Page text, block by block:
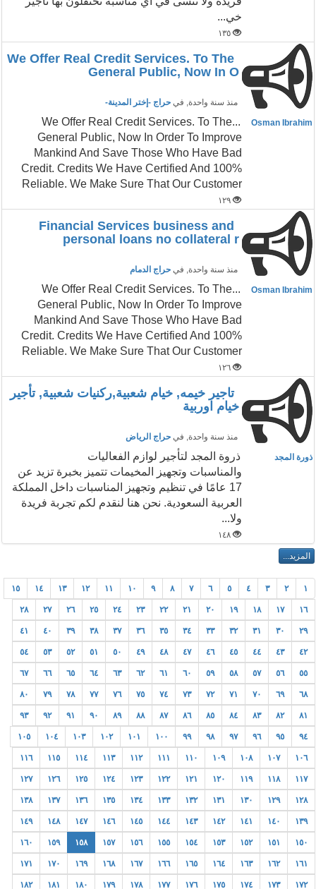
خي...
١٣٥
We Offer Real Credit Services. To The
General Public, Now In O
منذ سنة واحدة, في حراج -إختر المدينة-
Osman Ibrahim
...We Offer Real Credit Services. To The
General Public, Now In Order To Improve
Mankind And Save Those Who Have Bad
Credit. Credits We Have Certified And 100%
Reliable. We Make Sure That Our Customer
١٢٩
Financial Services business and
personal loans no collateral r
منذ سنة واحدة, في حراج الدمام
Osman Ibrahim
...We Offer Real Credit Services. To The
General Public, Now In Order To Improve
Mankind And Save Those Who Have Bad
Credit. Credits We Have Certified And 100%
Reliable. We Make Sure That Our Customer
١٢٦
تاجير خيمه, خيام شعبية,ركنيات شعبية, تأجير
خيام اوربية
منذ سنة واحدة, في حراج الرياض
ذورة المجد
ذروة المجد لتأجير لوازم الفعاليات
والمناسبات وتجهيز المخيمات تتميز بخبرة تزيد عن
17 عامًا في تنظيم وتجهيز المناسبات داخل المملكة
العربية السعودية. نحن هنا لنقدم لكم تجربة فريدة
ولا...
١٤٨
١ ٢ ٣ ٤ ٥ ٦ ٧ ٨ ٩ ١٠ ١١ ١٢ ١٣ ١٤ ١٥
١٦ ١٧ ١٨ ١٩ ٢٠ ٢١ ٢٢ ٢٣ ٢٤ ٢٥ ٢٦ ٢٧ ٢٨
٢٩ ٣٠ ٣١ ٣٢ ٣٣ ٣٤ ٣٥ ٣٦ ٣٧ ٣٨ ٣٩ ٤٠ ٤١
٤٢ ٤٣ ٤٤ ٤٥ ٤٦ ٤٧ ٤٨ ٤٩ ٥٠ ٥١ ٥٢ ٥٣ ٥٤
٥٥ ٥٦ ٥٧ ٥٨ ٥٩ ٦٠ ٦١ ٦٢ ٦٣ ٦٤ ٦٥ ٦٦ ٦٧
٦٨ ٦٩ ٧٠ ٧١ ٧٢ ٧٣ ٧٤ ٧٥ ٧٦ ٧٧ ٧٨ ٧٩ ٨٠
٨١ ٨٢ ٨٣ ٨٤ ٨٥ ٨٦ ٨٧ ٨٨ ٨٩ ٩٠ ٩١ ٩٢ ٩٣
٩٤ ٩٥ ٩٦ ٩٧ ٩٨ ٩٩ ١٠٠ ١٠١ ١٠٢ ١٠٣ ١٠٤ ١٠٥
١٠٦ ١٠٧ ١٠٨ ١٠٩ ١١٠ ١١١ ١١٢ ١١٣ ١١٤ ١١٥ ١١٦
١١٧ ١١٨ ١١٩ ١٢٠ ١٢١ ١٢٢ ١٢٣ ١٢٤ ١٢٥ ١٢٦ ١٢٧
١٢٨ ١٢٩ ١٣٠ ١٣١ ١٣٢ ١٣٣ ١٣٤ ١٣٥ ١٣٦ ١٣٧ ١٣٨
١٣٩ ١٤٠ ١٤١ ١٤٢ ١٤٣ ١٤٤ ١٤٥ ١٤٦ ١٤٧ ١٤٨ ١٤٩
١٥٠ ١٥١ ١٥٢ ١٥٣ ١٥٤ ١٥٥ ١٥٦ ١٥٧ ١٥٨ ١٥٩ ١٦٠
١٦١ ١٦٢ ١٦٣ ١٦٤ ١٦٥ ١٦٦ ١٦٧ ١٦٨ ١٦٩ ١٧٠ ١٧١
١٧٢ ١٧٣ ١٧٤ ١٧٥ ١٧٦ ١٧٧ ١٧٨ ١٧٩ ١٨٠ ١٨١ ١٨٢